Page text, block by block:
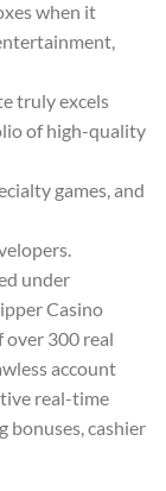
when it
truly excels
of high-quality
games, and
under
Casino
over 300 real
account
real-time
bonuses, cashier